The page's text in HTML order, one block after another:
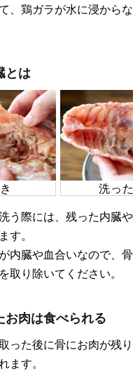
、鶏ガラが水に浸から
とは
洗っ
う際には、残った内臓
す。
内臓や血合いなので、
取り除いてください。
お肉は食べられる
った後に骨にお肉が残
ます。